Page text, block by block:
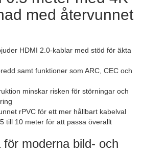
med återvunnet
HDMI 2.0‑kablar med stöd för äkta
samt funktioner som ARC, CEC och
minskar risken för störningar och
rPVC för ett mer hållbart kabelval
till 10 meter för att passa överallt
för moderna bild- och